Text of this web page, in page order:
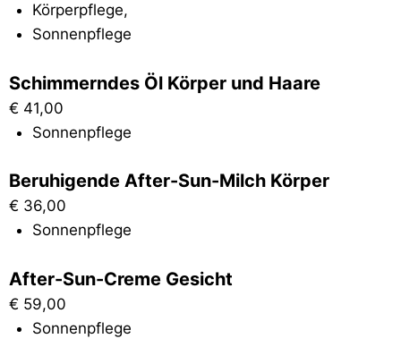
Körperpflege,
Sonnenpflege
Schimmerndes Öl Körper und Haare
€ 41,00
Sonnenpflege
Beruhigende After-Sun-Milch Körper
€ 36,00
Sonnenpflege
After-Sun-Creme Gesicht
€ 59,00
Sonnenpflege